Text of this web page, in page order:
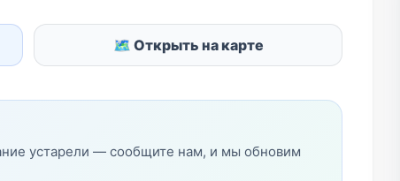
🗺 Открыть на карте
устарели — сообщите нам, и мы обновим